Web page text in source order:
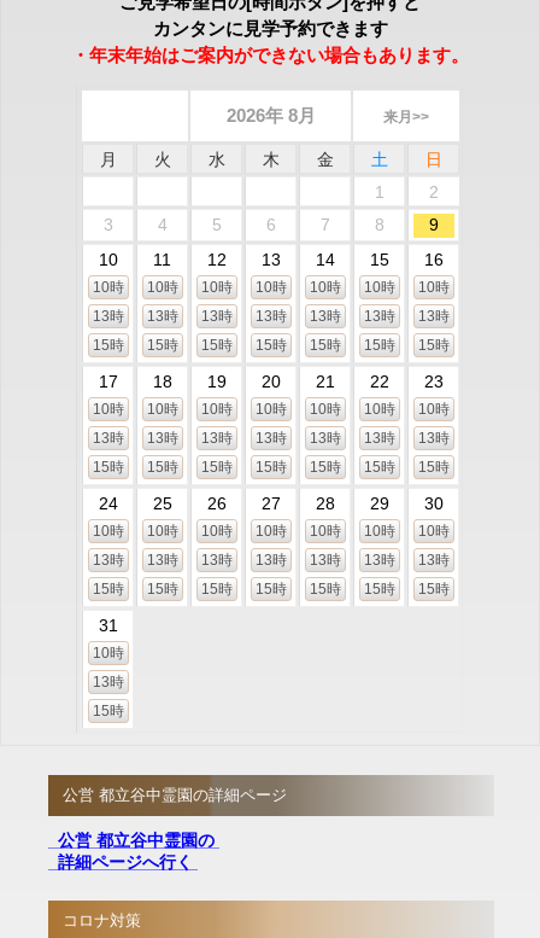
カンタンに見学予約できます
・年末年始はご案内ができない場合もあります。
2026年 8月 来月>>
月 火 水 木 金 土
日
1
2
3
4 5 6 7 8
9
10
10時
13時
15時
11
10時
13時
15時
12
10時
13時
15時
13
10時
13時
15時
14
10時
13時
15時
15
10時
13時
15時
16
10時
13時
15時
17
10時
13時
15時
18
10時
13時
15時
19
10時
13時
15時
20
10時
13時
15時
21
10時
13時
15時
22
10時
13時
15時
23
10時
13時
15時
24
10時
13時
15時
25
10時
13時
15時
26
10時
13時
15時
27
10時
13時
15時
28
10時
13時
15時
29
10時
13時
15時
30
10時
13時
15時
31
10時
13時
15時
公営 都立谷中霊園の詳細ページ
公営 都立谷中霊園の
詳細ページへ行く
コロナ対策